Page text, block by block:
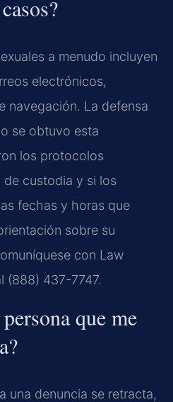
a menudo incluyen
electrónicos,
navegación. La defensa
se obtuvo esta
los protocolos
custodia y si los
fechas y horas que
sobre su
con Law
(888) 437-7747.
que me
una denuncia se retracta,